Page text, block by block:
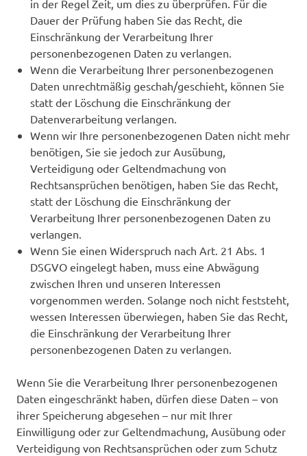
in der Regel Zeit, um dies zu überprüfen. Für die
Dauer der Prüfung haben Sie das Recht, die
Einschränkung der Verarbeitung Ihrer
personenbezogenen Daten zu verlangen.
Wenn die Verarbeitung Ihrer personenbezogenen
Daten unrechtmäßig geschah/geschieht, können Sie
statt der Löschung die Einschränkung der
Datenverarbeitung verlangen.
Wenn wir Ihre personenbezogenen Daten nicht mehr
benötigen, Sie sie jedoch zur Ausübung,
Verteidigung oder Geltendmachung von
Rechtsansprüchen benötigen, haben Sie das Recht,
statt der Löschung die Einschränkung der
Verarbeitung Ihrer personenbezogenen Daten zu
verlangen.
Wenn Sie einen Widerspruch nach Art. 21 Abs. 1
DSGVO eingelegt haben, muss eine Abwägung
zwischen Ihren und unseren Interessen
vorgenommen werden. Solange noch nicht feststeht,
wessen Interessen überwiegen, haben Sie das Recht,
die Einschränkung der Verarbeitung Ihrer
personenbezogenen Daten zu verlangen.
Wenn Sie die Verarbeitung Ihrer personenbezogenen
Daten eingeschränkt haben, dürfen diese Daten – von
ihrer Speicherung abgesehen – nur mit Ihrer
Einwilligung oder zur Geltendmachung, Ausübung oder
Verteidigung von Rechtsansprüchen oder zum Schutz